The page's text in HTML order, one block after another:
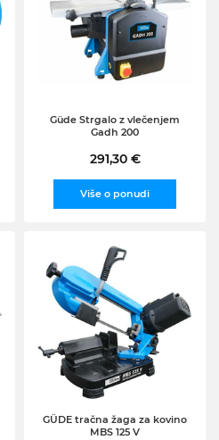
Güde Strgalo z vlečenjem
Gadh 200
291,30 €
Više o ponudi
GÜDE tračna žaga za kovino
MBS 125 V